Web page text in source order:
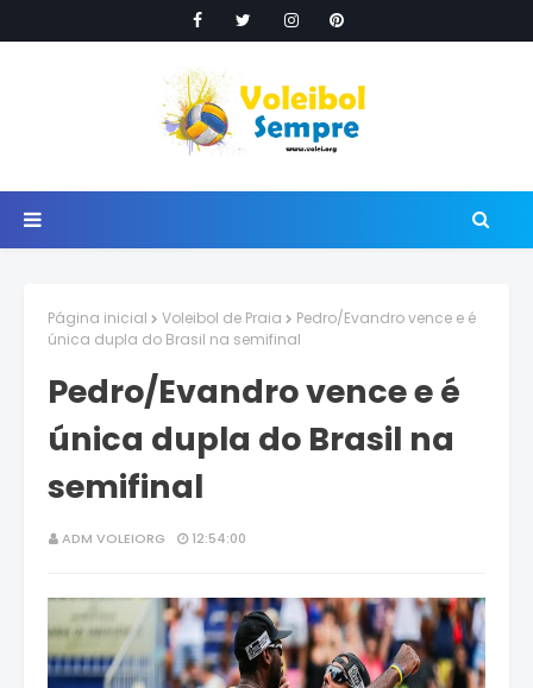
Página inicial Voleibol de Praia
Pedro/Evandro vence e é
única dupla do Brasil na semifinal
Pedro/Evandro vence e é
única dupla do Brasil na
semifinal
ADM VOLEIORG 12:54:00